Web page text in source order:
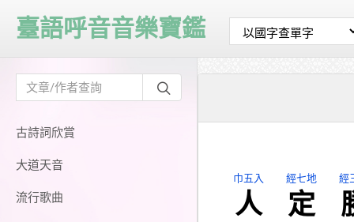
古詩詞欣賞
大道天音
流行歌曲
臺語呼音音樂寶鑑
巾五入
人
經七地
定
經